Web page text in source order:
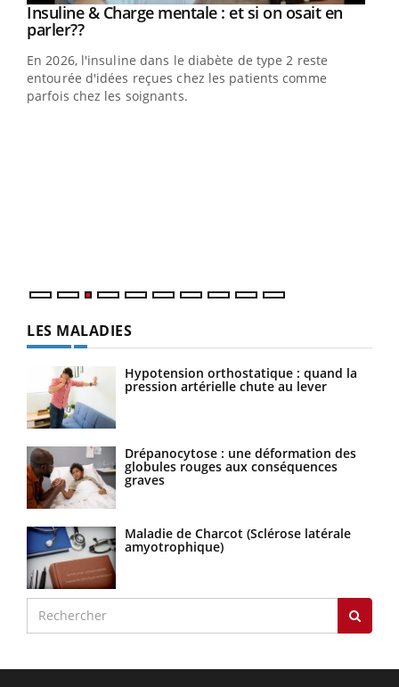
Youtube
Insuline & Charge mentale : et si on osait en
parler??Youtube
En 2026, l'insuline dans le diabète de type 2 reste
entourée d'idées reçues chez les patients comme
parfois chez les soignants.
LES MALADIES
Hypotension orthostatique : quand la
pression artérielle chute au lever
Drépanocytose : une déformation des
globules rouges aux conséquences
graves
Maladie de Charcot (Sclérose latérale
amyotrophique)